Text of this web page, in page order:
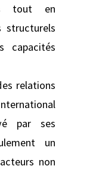
tout en
structurels
capacités
relations
par ses
un
non